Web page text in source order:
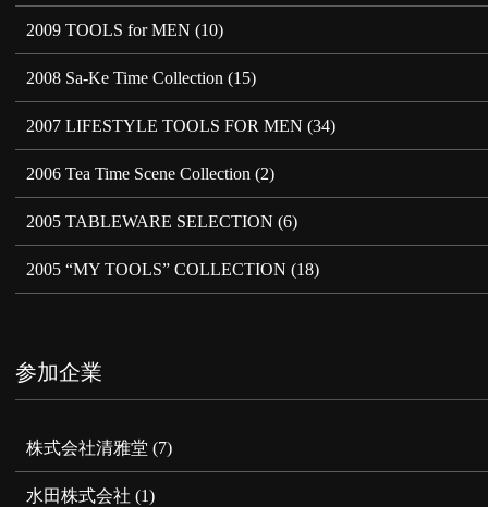
2009 TOOLS for MEN (10)
2008 Sa-Ke Time Collection (15)
2007 LIFESTYLE TOOLS FOR MEN (34)
2006 Tea Time Scene Collection (2)
2005 TABLEWARE SELECTION (6)
2005 “MY TOOLS” COLLECTION (18)
参加企業
株式会社清雅堂 (7)
水田株式会社 (1)